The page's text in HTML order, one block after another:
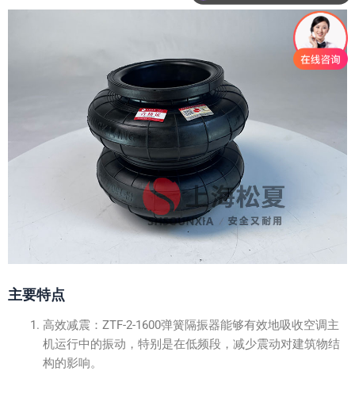
主要特点
高效减震：ZTF-2-1600弹簧隔振器能够有效地吸收空调主
机运行中的振动，特别是在低频段，减少震动对建筑物结
构的影响。